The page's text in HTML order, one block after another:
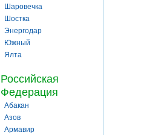
Шаровечка
Шостка
Энергодар
Южный
Ялта
Российская
Федерация
Абакан
Азов
Армавир